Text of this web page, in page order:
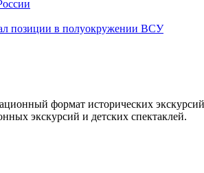
позиции в полуокружении ВСУ
формат исторических
экскурсий и детских спектаклей.